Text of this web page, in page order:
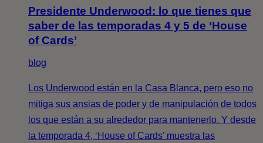
Presidente Underwood: lo que tienes que
saber de las temporadas 4 y 5 de ‘House
of Cards’
blog
Los Underwood están en la Casa Blanca, pero eso no
mitiga sus ansias de poder y de manipulación de todos
los que están a su alrededor para mantenerlo. Y desde
la temporada 4, ‘House of Cards’ muestra las